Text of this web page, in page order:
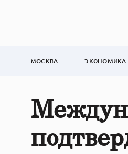
МОСКВА ЭКОНОМИКА